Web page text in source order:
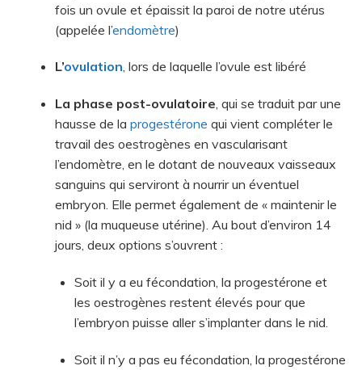
fois un ovule et épaissit la paroi de notre utérus
(appelée l’endomètre)
L’ovulation, lors de laquelle l’ovule est libéré
La phase post-ovulatoire, qui se traduit par une
hausse de la progestérone qui vient compléter le
travail des oestrogènes en vascularisant
l’endomètre, en le dotant de nouveaux vaisseaux
sanguins qui serviront à nourrir un éventuel
embryon. Elle permet également de « maintenir le
nid » (la muqueuse utérine). Au bout d’environ 14
jours, deux options s’ouvrent :
Soit il y a eu fécondation, la progestérone et
les oestrogènes restent élevés pour que
l’embryon puisse aller s’implanter dans le nid.
Soit il n’y a pas eu fécondation, la progestérone